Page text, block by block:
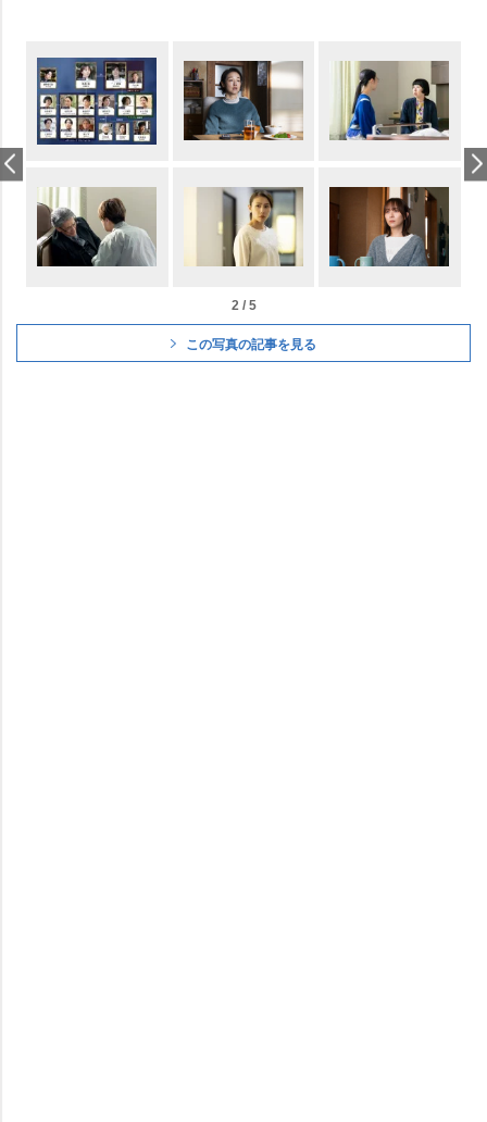
2 / 5
この写真の記事を見る